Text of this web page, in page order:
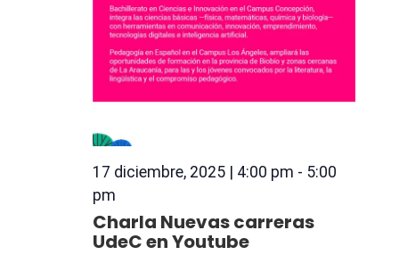
17 diciembre, 2025 | 4:00 pm - 5:00
pm
Charla Nuevas carreras
UdeC en Youtube